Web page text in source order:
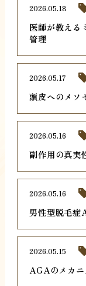
医師が教える
管理
2026.05.18
頭皮へのメソ
2026.05.17
副作用の真実
2026.05.16
男性型脱毛症
2026.05.16
AGAのメカ
2026.05.15